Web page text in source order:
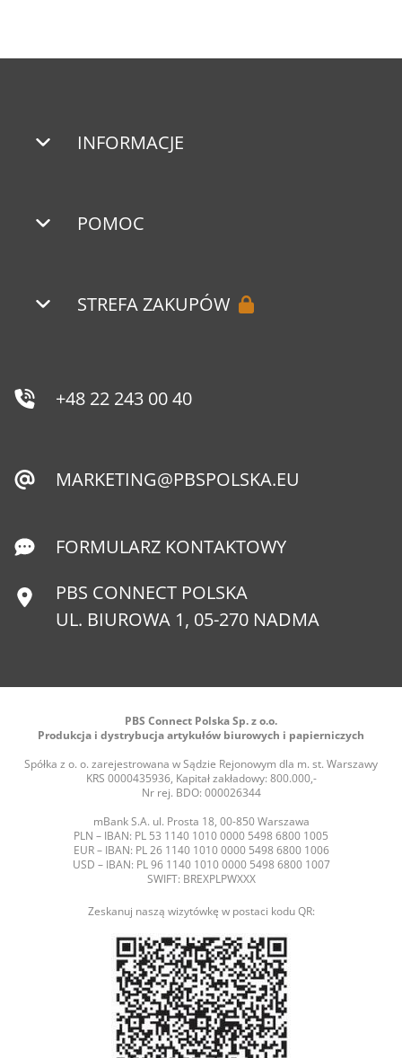
INFORMACJE
POMOC
STREFA ZAKUPÓW
+48 22 243 00 40
MARKETING@PBSPOLSKA.EU
FORMULARZ KONTAKTOWY
PBS CONNECT POLSKA
UL. BIUROWA 1, 05-270 NADMA
PBS Connect Polska Sp. z o.o.
Produkcja i dystrybucja artykułów biurowych i papierniczych
Spółka z o. o. zarejestrowana w Sądzie Rejonowym dla m. st. Warszawy
KRS 0000435936, Kapitał zakładowy: 800.000,-
Nr rej. BDO: 000026344
mBank S.A. ul. Prosta 18, 00-850 Warszawa
PLN – IBAN: PL 53 1140 1010 0000 5498 6800 1005
EUR – IBAN: PL 26 1140 1010 0000 5498 6800 1006
USD – IBAN: PL 96 1140 1010 0000 5498 6800 1007
SWIFT: BREXPLPWXXX
Zeskanuj naszą wizytówkę w postaci kodu QR: